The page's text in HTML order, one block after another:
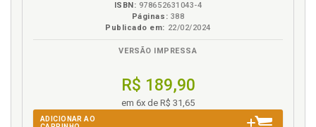
ISBN: 978652631043-4
Páginas: 388
Publicado em: 22/02/2024
VERSÃO IMPRESSA
R$ 189,90
em 6x de R$ 31,65
ADICIONAR AO